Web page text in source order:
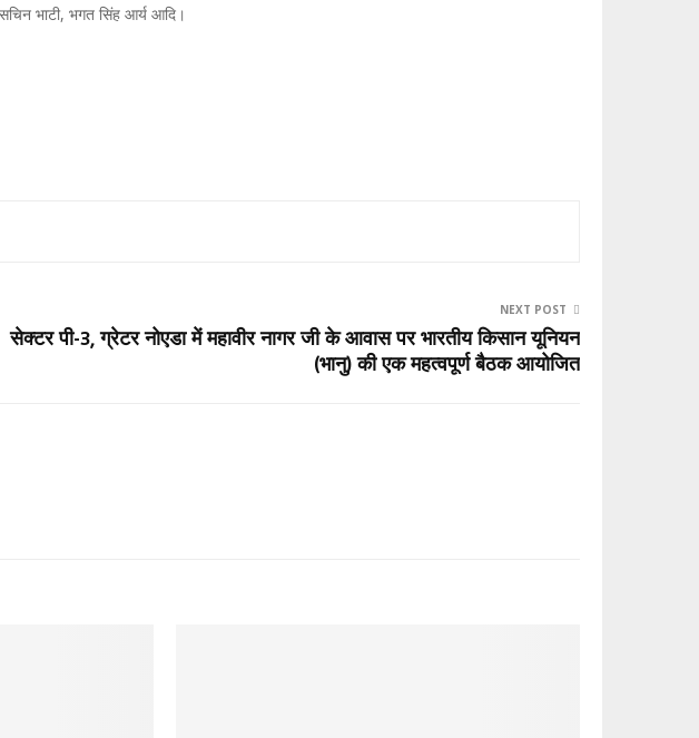
भाटी, भगत सिंह आर्य आदि।
NEXT POST
सेक्टर पी-3, ग्रेटर नोएडा में महावीर नागर जी के आवास पर भारतीय किसान यूनियन
(भानु) की एक महत्वपूर्ण बैठक आयोजित